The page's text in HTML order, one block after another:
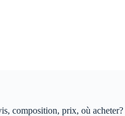
composition, prix, où acheter?